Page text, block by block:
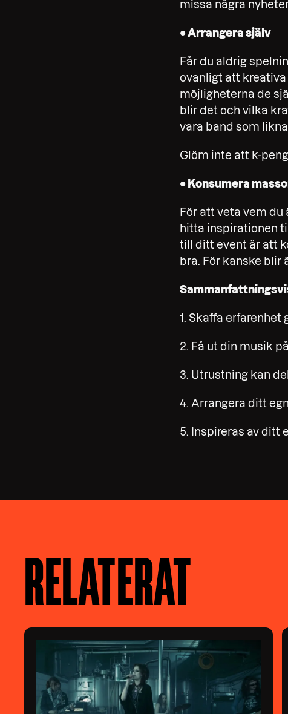
missa några
• Arrangera själv
Får du aldrig
ovanligt att kreativa
möjligheterna de
blir det och vilka
vara band som
Glöm inte att k-
• Konsumera
För att veta vem
hitta inspirationen
till ditt event är att
bra. För kanske blir
1. Skaffa
2. Få ut din musik
3. Utrustning kan
4. Arrangera ditt
5. Inspireras av ditt
RELATERAT